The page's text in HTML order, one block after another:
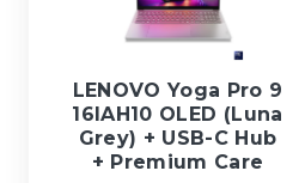
LENOVO Yoga Pro 9
16IAH10 OLED (Luna
Grey) + USB-C Hub
+ Premium Care